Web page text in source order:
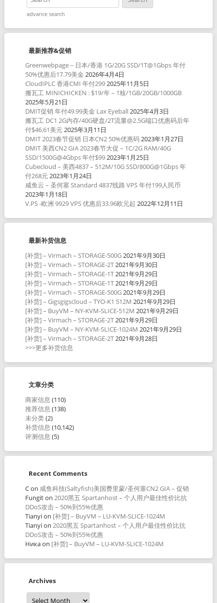
advance search
最新推荐&促销
Greenwebpage – 日本/香港 1G/20G SSD/1T@1Gbps 年付
50%优惠后17.79美金 2026年4月4日
CloudIPLC 香港CMI 年付2992025年11月5日
搬瓦工 MINICHICKEN : $19/年 – 1核/1GB/20GB/1000GB
2025年5月21日
DMIT促销 年付49.99美金 Lax Eyeball 2025年4月3日
搬瓦工 DC1 2G内存/40G硬盘/2T流量@2.5G端口优惠码后年
付$46.61美元2025年3月11日
DMIT 2023春节促销 日本CN2 50%优惠码2023年1月27日
DMIT 美西CN2 GIA 2023春节大促 – 1C/2G RAM/40G
SSD/1500G@4Gbps 年付$992023年1月25日
Cubecloud – 美西4837 – 512M/10G SSD/800G@1Gbps 年
付268元2023年1月24日
咸鱼云 – 圣何塞 Standard 4837线路 VPS 年付199人民币
2023年1月18日
V.PS -欧洲 9929 VPS 优惠后33.96欧元起 2022年12月11日
最新补货信息
[补货] – Virmach – STORAGE-500G2021年9月30日
[补货] – Virmach – STORAGE-2T2021年9月30日
[补货] – Virmach – STORAGE-1T2021年9月29日
[补货] – Virmach – STORAGE-1T2021年9月29日
[补货] – Virmach – STORAGE-500G2021年9月29日
[补货] – Gigsgigscloud – TYO-K1 512M 2021年9月29日
[补货] – BuyVM – NY-KVM-SLICE-512M 2021年9月29日
[补货] – Virmach – STORAGE-2T2021年9月29日
[补货] – BuyVM – NY-KVM-SLICE-1024M 2021年9月29日
[补货] – Virmach – STORAGE-2T2021年9月28日
>>>更多补货信息
文章分类
商家信息 (110)
推荐信息 (138)
未分类(2)
补货信息 (10,142)
评测信息 (5)
Recent Comments
Con 咸鱼科技(Saltyfish)美国费里蒙/圣何塞CN2 GIA – 促销
Fungiton 2020黑五 Spartanhost – 个人用户最佳性价比抗
DDoS攻击 – 50%到55%优惠
Tianyion [补货] – BuyVM – LU-KVM-SLICE-1024M
Tianyion 2020黑五 Spartanhost – 个人用户最佳性价比抗
DDoS攻击 – 50%到55%优惠
Никаon [补货] – BuyVM – LU-KVM-SLICE-1024M
Archives
Archives